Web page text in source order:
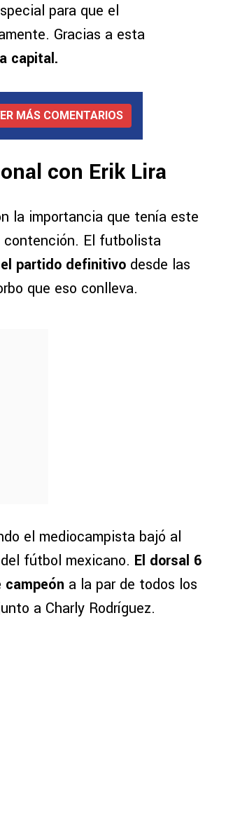
para que el
Gracias a esta
capital.
MÁS COMENTARIOS
con Erik Lira
la importancia que tenía este
contención. El futbolista
partido definitivo desde las
que eso conlleva.
el mediocampista bajó al
fútbol mexicano. El dorsal 6
a la par de todos los
a Charly Rodríguez.